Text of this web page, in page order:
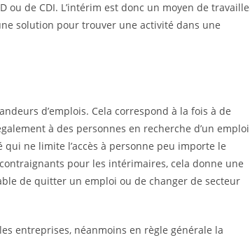
ou de CDI. L’intérim est donc un moyen de
solution pour trouver une activité dans une
d’emplois. Cela correspond à la fois à de
à des personnes en recherche d’un emploi
ne limite l’accès à personne peu importe le
pour les intérimaires, cela donne une
de quitter un emploi ou de changer de secteur
entreprises, néanmoins en règle générale la